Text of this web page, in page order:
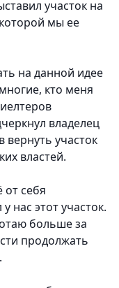
участок на
мы ее
на данной идее
кто меня
владелец
вернуть участок
властей.
от себя
нас этот участок.
больше за
продолжать